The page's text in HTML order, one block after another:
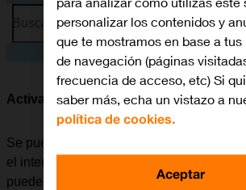
Busca por problema o tema
Activar o desactivar la identificación de
Se puede desactivar la identificación de
el interlocutor no pueda ver quién realiza
puede ocultar el número con las
personalizar los contenidos y
que te mostramos en base a
de navegación (páginas
frecuencia de acceso, etc) Si
saber más, echa un vistazo a
política de cookies.
Aceptar